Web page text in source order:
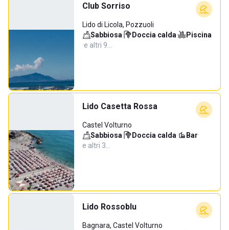
Club Sorriso
Lido di Licola, Pozzuoli
Sabbiosa· Doccia calda·
Piscina
·e altri 9…
Lido Casetta Rossa
Castel Volturno
Sabbiosa· Doccia calda· Bar·
e altri 3…
Lido Rossoblu
Bagnara, Castel Volturno